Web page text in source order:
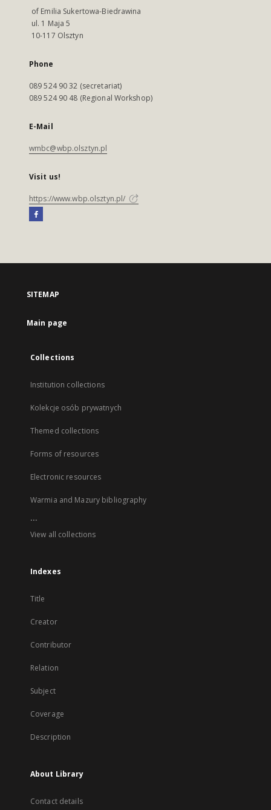
of Emilia Sukertowa-Biedrawina
ul. 1 Maja 5
10-117 Olsztyn
Phone
089 524 90 32 (secretariat)
089 524 90 48 (Regional Workshop)
E-Mail
wmbc@wbp.olsztyn.pl
Visit us!
https://www.wbp.olsztyn.pl/
SITEMAP
Main page
Collections
Institution collections
Kolekcje osób prywatnych
Themed collections
Forms of resources
Electronic resources
Warmia and Mazury bibliography
...
View all collections
Indexes
Title
Creator
Contributor
Relation
Subject
Coverage
Description
About Library
Contact details